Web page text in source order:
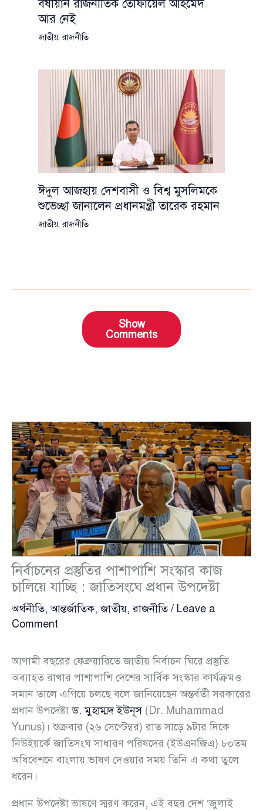
বর্ষীয়ান রাজনীতিক তোফায়েল আহমেদ
আর নেই
জাতীয়,রাজনীতি
ঈদুল আজহায় দেশবাসী ও বিশ্ব মুসলিমকে
শুভেচ্ছা জানালেন প্রধানমন্ত্রী তারেক রহমান
জাতীয়,রাজনীতি
Show
Comments
নির্বাচনের প্রস্তুতির পাশাপাশি সংস্কার কাজ
চালিয়ে যাচ্ছি : জাতিসংঘে প্রধান উপদেষ্টা
অর্থনীতি,আন্তর্জাতিক,জাতীয়,রাজনীতি/ Leave a
Comment
আগামী বছরের ফেব্রুয়ারিতে জাতীয় নির্বাচন ঘিরে প্রস্তুতি
অব্যাহত রাখার পাশাপাশি দেশের সার্বিক সংস্কার কার্যক্রমও
সমান তালে এগিয়ে চলছে বলে জানিয়েছেন অন্তর্বর্তী সরকারের
প্রধান উপদেষ্টাড. মুহাম্মদ ইউনূস(Dr. Muhammad
Yunus)। শুক্রবার (২৬ সেপ্টেম্বর) রাত সাড়ে ৯টার দিকে
নিউইয়র্কে জাতিসংঘ সাধারণ পরিষদের (ইউএনজিএ) ৮০তম
অধিবেশনে বাংলায় ভাষণ দেওয়ার সময় তিনি এ কথা তুলে
ধরেন।
প্রধান উপদেষ্টা ভাষণে স্মরণ করেন, এই বছর দেশ ‘জুলাই